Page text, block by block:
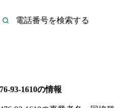
93-1610の情報